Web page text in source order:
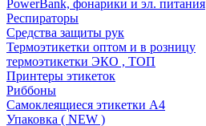
PowerBank, фонарики и эл. питания
Респираторы
Средства защиты рук
Термоэтикетки оптом и в розницу
термоэтикетки ЭКО , ТОП
Принтеры этикеток
Риббоны
Самоклеящиеся этикетки А4
Упаковка ( NEW )